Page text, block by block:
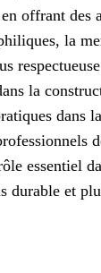
offrant des
la
la
dans
essentiel
durable et